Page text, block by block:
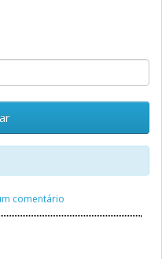
comentário